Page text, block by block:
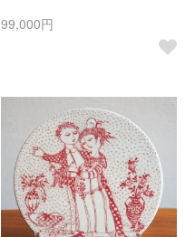
99,000円